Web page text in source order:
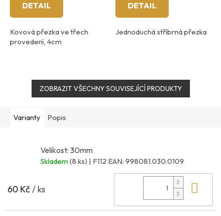
DETAIL
Kovová přezka ve třech
provedení, 4cm
DETAIL
Jednoduchá stříbrná přezka
ZOBRAZIT VŠECHNY SOUVISEJÍCÍ PRODUKTY
Varianty Popis
Velikost: 30mm
Skladem(8 ks) | F112 EAN: 998081.030.0109
60 Kč/ ks